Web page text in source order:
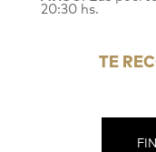
20:30 hs.
TE